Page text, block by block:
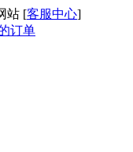
站 [客服中心]
订单